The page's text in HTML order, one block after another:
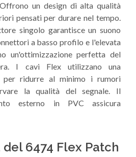
un design di alta qualità
pensati per durare nel tempo.
singolo garantisce un suono
a basso profilo e l'elevata
un'ottimizzazione perfetta del
I cavi Flex utilizzano una
per ridurre al minimo i rumori
la qualità del segnale. Il
esterno in PVC assicura
6474 Flex Patch